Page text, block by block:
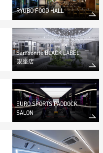
RYUBO FOOD HALL
Samsonite BLACK LABEL
銀座店
EURO SPORTS PADDOCK
SALON